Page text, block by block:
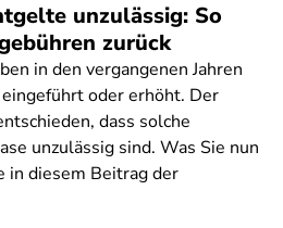
unzulässig: So
zurück
in den vergangenen Jahren
oder erhöht. Der
dass solche
unzulässig sind. Was Sie nun
in diesem Beitrag der